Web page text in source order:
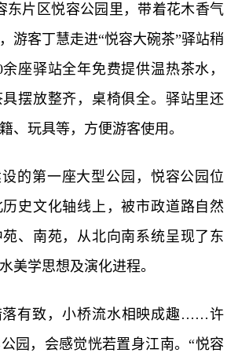
东片区悦容公园里，带着花木香气
游客丁慧走进“悦容大碗茶”驿站稍
座驿站全年免费提供温热茶水，
摆放整齐，桌椅俱全。驿站里还
、玩具等，方便游客使用。
的第一座大型公园，悦容公园位
史文化轴线上，被市政道路自然
、南苑，从北向南系统呈现了东
美学思想及演化进程。
落有致，小桥流水相映成趣……许
园，会感觉恍若置身江南。“悦容